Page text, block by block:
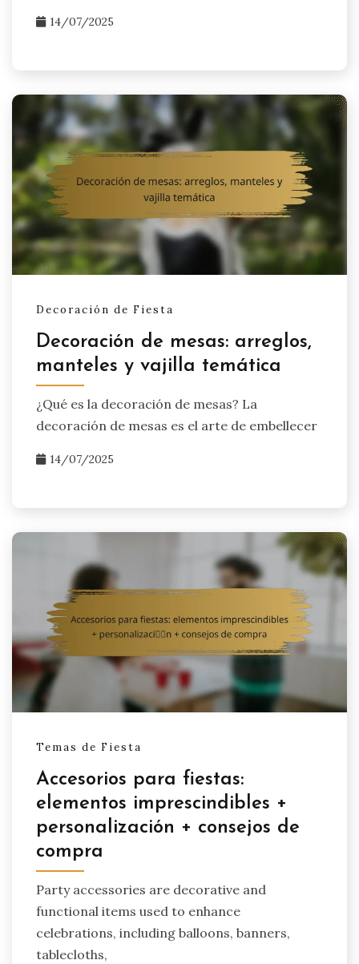
14/07/2025
Decoración de Fiesta
Decoración de mesas: arreglos,
manteles y vajilla temática
¿Qué es la decoración de mesas? La
decoración de mesas es el arte de embellecer
14/07/2025
Temas de Fiesta
Accesorios para fiestas:
elementos imprescindibles +
personalización + consejos de
compra
Party accessories are decorative and
functional items used to enhance
celebrations, including balloons, banners,
tablecloths,